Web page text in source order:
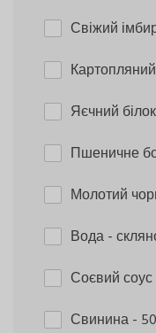
Свіжий
Яєчний білок
Пшеничне
Молотий
Вода-
Соєвий соус
Свинина-